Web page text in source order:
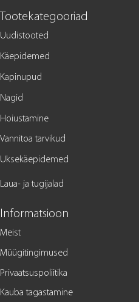
Tootekategooriad
Uudistooted
Käepidemed
Kapinupud
Nagid
Hoiustamine
Vannitoa tarvikud
Uksekäepidemed
Laua- ja tugijalad
Informatsioon
Meist
Müügitingimused
Privaatsuspoliitika
Kauba tagastamine